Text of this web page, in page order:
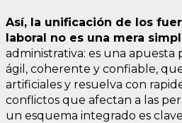
Así, la unificación de los
laboral no es una mera
administrativa: es una apuesta
ágil, coherente y confiable,
artificiales y resuelva con
conflictos que afectan a las
un esquema integrado es